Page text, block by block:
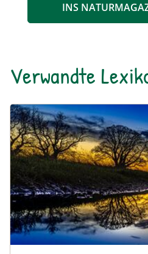
INS
Verwandte
Sutte / Ackersutte
Naturlexikon: Sutte /